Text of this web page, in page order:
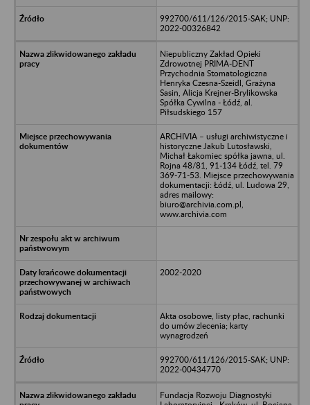
992700/611/126/2015-SAK; UNP:
2022-00326842
Niepubliczny Zakład Opieki
Zdrowotnej PRIMA-DENT
Przychodnia Stomatologiczna
Henryka Czesna-Szeidl, Grażyna
Sasin, Alicja Krejner-Brylikowska
Spółka Cywilna - Łódź, al.
Piłsudskiego 157
ARCHIVIA – usługi archiwistyczne i
historyczne Jakub Lutosławski,
Michał Łakomiec spółka jawna, ul.
Rojna 48/81, 91-134 Łódź, tel. 79
369-71-53. Miejsce przechowywania
dokumentacji: Łódź, ul. Ludowa 29,
adres mailowy:
biuro@archivia.com.pl,
www.archivia.com
2002-2020
Akta osobowe, listy płac, rachunki
do umów zlecenia; karty
wynagrodzeń
992700/611/126/2015-SAK; UNP:
2022-00434770
Fundacja Rozwoju Diagnostyki